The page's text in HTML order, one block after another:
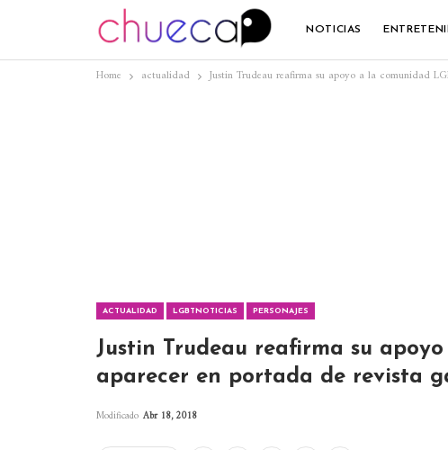
NOTICIAS
Home actualidad Justin Trudeau reafirma su apoyo a la comunidad
ACTUALIDAD LGBTNOTICIAS PERSONAJES
Justin Trudeau reafirma su
aparecer en portada de revista
Modificado Abr 18, 2018